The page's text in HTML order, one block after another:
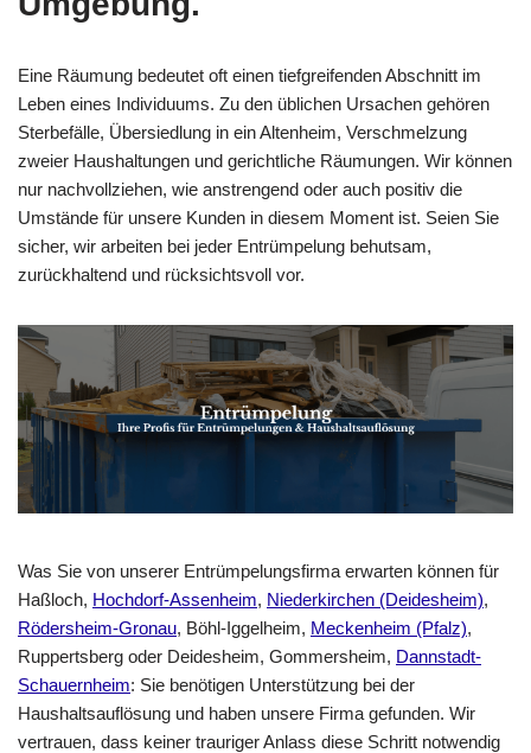
Eine Räumung bedeutet oft einen tiefgreifenden Abschnitt im
Leben eines Individuums. Zu den üblichen Ursachen gehören
Sterbefälle, Übersiedlung in ein Altenheim, Verschmelzung
zweier Haushaltungen und gerichtliche Räumungen. Wir können
nur nachvollziehen, wie anstrengend oder auch positiv die
Umstände für unsere Kunden in diesem Moment ist. Seien Sie
sicher, wir arbeiten bei jeder Entrümpelung behutsam,
zurückhaltend und rücksichtsvoll vor.
Was Sie von unserer Entrümpelungsfirma erwarten können für
Haßloch, Hochdorf-Assenheim, Niederkirchen (Deidesheim),
Rödersheim-Gronau, Böhl-Iggelheim, Meckenheim (Pfalz),
Ruppertsberg oder Deidesheim, Gommersheim, Dannstadt-
Schauernheim: Sie benötigen Unterstützung bei der
Haushaltsauflösung und haben unsere Firma gefunden. Wir
vertrauen, dass keiner trauriger Anlass diese Schritt notwendig